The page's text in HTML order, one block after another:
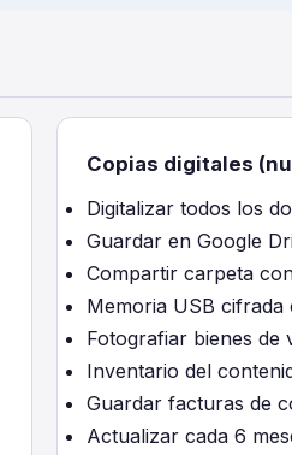
Copias digitales
Digitalizar todos los
Guardar en Google
Compartir carpeta
Memoria USB cifrada
Fotografiar bienes de
Inventario del
Guardar facturas de
Actualizar cada 6